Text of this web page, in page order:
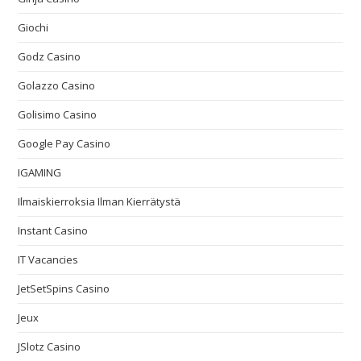
Giochi
Godz Casino
Golazzo Casino
Golisimo Casino
Google Pay Casino
IGAMING
Ilmaiskierroksia Ilman Kierrätystä
Instant Casino
IT Vacancies
JetSetSpins Casino
Jeux
JSlotz Casino